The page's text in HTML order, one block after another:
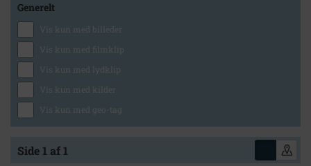
Generelt
Vis kun med billeder
Vis kun med filmklip
Vis kun med lydklip
Vis kun med kilder
Vis kun med geo-tag
Side 1 af 1